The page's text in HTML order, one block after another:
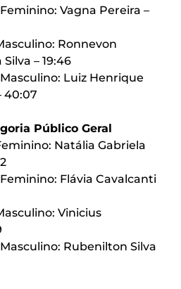
Vagna Pereira –
Ronnevon
– 19:46
Luiz Henrique
40:07
Público Geral
Natália Gabriela
Flávia Cavalcanti
Vinicius
Rubenilton Silva